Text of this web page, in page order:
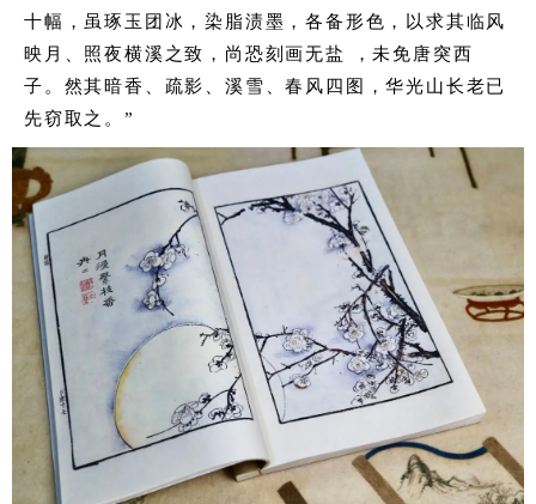
十幅，虽琢玉团冰，染脂渍墨，各备形色，以求其临风
映月、照夜横溪之致，尚恐刻画无盐 ，未免唐突西
子。然其暗香、疏影、溪雪、春风四图，华光山长老已
先窃取之。”